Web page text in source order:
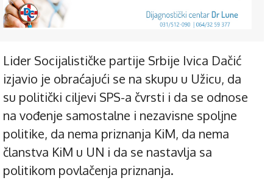
Lider Socijalističke partije Srbije Ivica Dačić
izjavio je obraćajući se na skupu u Užicu, da
su politički ciljevi SPS-a čvrsti i da se odnose
na vođenje samostalne i nezavisne spoljne
politike, da nema priznanja KiM, da nema
članstva KiM u UN i da se nastavlja sa
politikom povlačenja priznanja.